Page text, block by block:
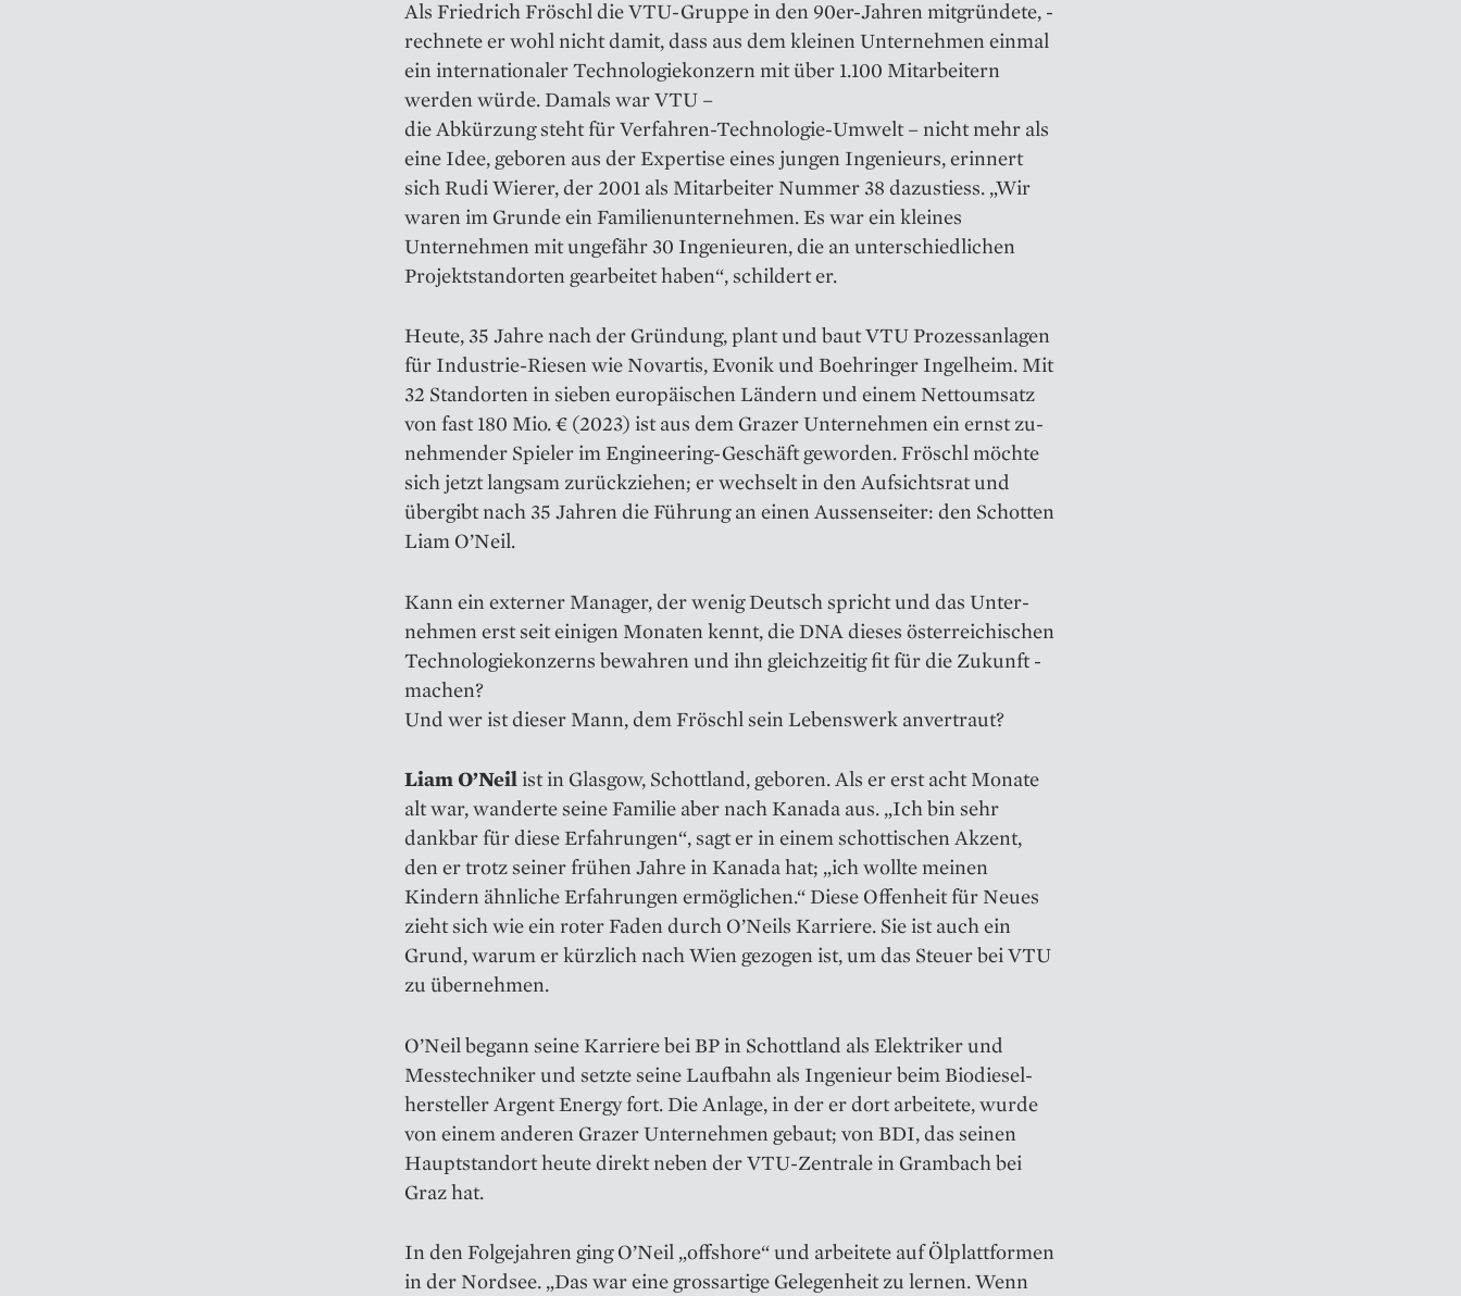
Als Friedrich Fröschl die VTU-­Gruppe in den 90er-Jahren mitgründete, ­
rechnete er wohl nicht damit, dass aus dem kleinen Unternehmen einmal
ein internationaler Technologiekonzern mit über 1.100 Mitarbeitern
werden würde. Damals war VTU –
die Abkürzung steht für Verfahren-­Technologie-Umwelt – nicht mehr als
eine Idee, geboren aus der Expertise eines jungen Ingenieurs, erinnert
sich Rudi Wierer, der 2001 als Mitarbeiter Nummer 38 dazustiess. „Wir
waren im Grunde ein Familienunternehmen. Es war ein kleines
Unternehmen mit ungefähr 30 Ingenieuren, die an unterschiedlichen
Projektstandorten gearbeitet haben“, schildert er.
Heute, 35 Jahre nach der ­Gründung, plant und baut VTU Prozess­anlagen
für Industrie-Riesen wie Novartis, Evonik und ­Boehringer Ingelheim. Mit
32 Standorten in ­sieben europäischen Ländern und einem Nettoumsatz
von fast 180 Mio. € (2023) ist aus dem Grazer Unternehmen ein ernst zu­
nehmender Spieler im Engineering-Geschäft ­geworden. Fröschl möchte
sich jetzt langsam zurückziehen; er wechselt in den Aufsichtsrat und
übergibt nach 35 Jahren die Führung an einen Aussenseiter: den Schotten
Liam O’Neil.
Kann ein externer ­Manager, der wenig Deutsch spricht und das Unter­
nehmen erst seit ­einigen ­Monaten kennt, die DNA dieses ­österreichischen
Technologie­konzerns ­bewahren und ihn gleich­zeitig fit für die Zukunft ­
machen?
Und wer ist ­dieser Mann, dem Fröschl sein Lebens­werk an­vertraut?
Liam O’Neil ist in Glasgow, Schottland, geboren. Als er erst acht ­Monate
alt war, wanderte seine ­Familie aber nach Kanada aus. „Ich bin sehr
dankbar für diese Er­fahrungen“, sagt er in einem ­schottischen Akzent,
den er trotz seiner frühen Jahre in Kanada hat; „ich wollte meinen
Kindern ähnliche Erfahrungen ermöglichen.“ Diese Offenheit für Neues
zieht sich wie ein roter Faden durch O’Neils Karriere. Sie ist auch ein
Grund, warum er kürzlich nach Wien gezogen ist, um das Steuer bei VTU
zu übernehmen.
O’Neil begann seine Karriere bei BP in Schottland als Elektriker und
Messtechniker und setzte seine Laufbahn als Ingenieur beim Biodiesel­
hersteller Argent Energy fort. Die Anlage, in der er dort arbeitete, wurde
von einem anderen Grazer Unter­nehmen gebaut; von BDI, das seinen
Hauptstandort heute direkt neben der VTU-Zentrale in Grambach bei
Graz hat.
In den Folgejahren ging O’Neil „offshore“ und arbeitete auf Ölplattformen
in der Nordsee. „Das war eine grossartige Gelegenheit zu lernen. Wenn